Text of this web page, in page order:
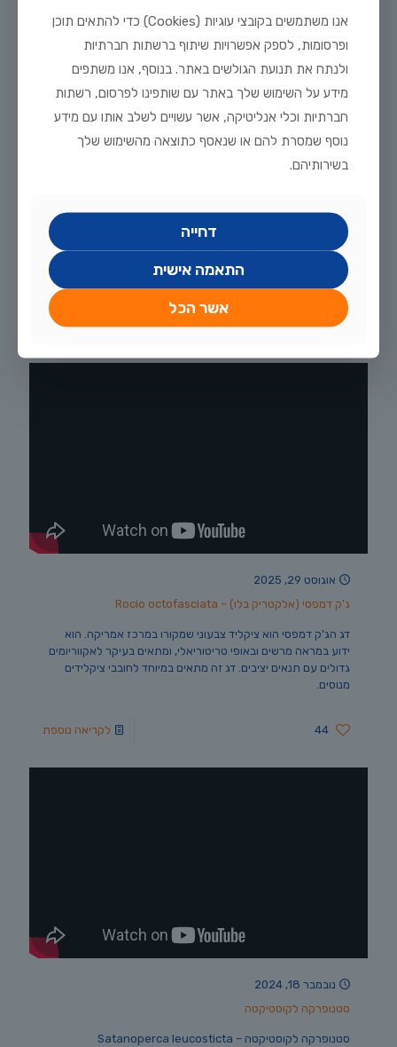
נובמבר 11, 2025
ציקליד אליוטי
שמקורו במים הצלולים של מקסיקו וגואטמלה. הוא שייך למשפחת
הציקלידים, מתאפיין באופי רגוע, צבעים מרהיבים והתאמה מצוינת
לאקווריום קהילה. במאמר תגלו את תנאי הגידול המומלצים, סוגי
המזון המועדפים, טיפים לרבייה וטיפול נכון בדגי אליוטי – וכל מה
שצריך לדעת לפני שמצרפים אותו לאקווריום הביתי.
0 לקריאה נוספת
אוגוסט 29, 2025
ג'ק דמפסי (אלקטריק בלו) – Rocio octofasciata
דג הג'ק דמפסי הוא ציקליד צבעוני שמקורו במרכז אמריקה. הוא
ידוע במראה מרשים ובאופי טריטוריאלי, ומתאים בעיקר לאקווריומים
גדולים עם תנאים יציבים. דג זה מתאים במיוחד לחובבי ציקלידים
מנוסים.
44 לקריאה נוספת
נובמבר 18, 2024
סטנופרקה לקוסטיקטה
סטנופרקה לקוסטיקטה – Satanoperca leucosticta
אנו משתמשים בקובצי עוגיות (Cookies) כדי להתאים תוכן
ופרסומות, לספק אפשרויות שיתוף ברשתות חברתיות
ולנתח את תנועת הגולשים באתר. בנוסף, אנו משתפים
מידע על השימוש שלך באתר עם שותפינו לפרסום, רשתות
חברתיות וכלי אנליטיקה, אשר עשויים לשלב אותו עם מידע
נוסף שמסרת להם או שנאסף כתוצאה מהשימוש שלך
בשירותיהם.
דחייה
התאמה אישית
אשר הכל